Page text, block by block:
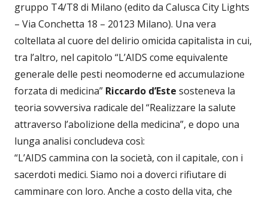
gruppo T4/T8 di Milano (edito da Calusca City Lights
– Via Conchetta 18 – 20123 Milano). Una vera
coltellata al cuore del delirio omicida capitalista in cui,
tra l’altro, nel capitolo “L’AIDS come equivalente
generale delle pesti neomoderne ed accumulazione
forzata di medicina” Riccardo d’Este sosteneva la
teoria sovversiva radicale del “Realizzare la salute
attraverso l’abolizione della medicina”, e dopo una
lunga analisi concludeva così:
“L’AIDS cammina con la società, con il capitale, con i
sacerdoti medici. Siamo noi a doverci rifiutare di
camminare con loro. Anche a costo della vita, che